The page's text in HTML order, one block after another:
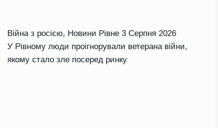
Війна з росією, Новини Рівне 3 Серпня 2026
У Рівному люди проігнорували ветерана війни,
якому стало зле посеред ринку